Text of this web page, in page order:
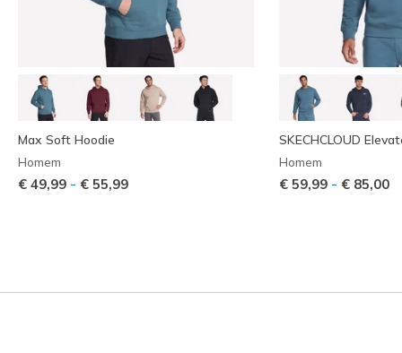
Max Soft Hoodie
Homem
€ 49,99 - € 55,99
SKECHCLOUD
Homem
€ 59,99 - € 85,00